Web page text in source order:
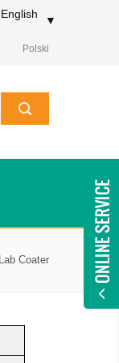
English ▼
Polski
Lab Coater